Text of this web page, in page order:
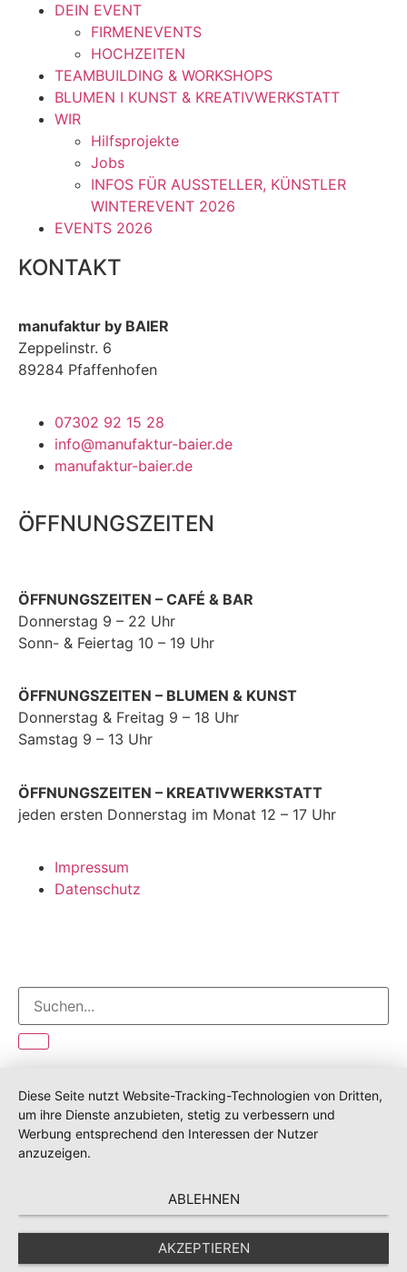
DEIN EVENT
FIRMENEVENTS
HOCHZEITEN
TEAMBUILDING & WORKSHOPS
BLUMEN I KUNST & KREATIVWERKSTATT
WIR
Hilfsprojekte
Jobs
INFOS FÜR AUSSTELLER, KÜNSTLER
WINTEREVENT 2026
EVENTS 2026
KONTAKT
manufaktur by BAIER
Zeppelinstr. 6
89284 Pfaffenhofen
07302 92 15 28
info@manufaktur-baier.de
manufaktur-baier.de
ÖFFNUNGSZEITEN
ÖFFNUNGSZEITEN – CAFÉ & BAR
Donnerstag 9 – 22 Uhr
Sonn- & Feiertag 10 – 19 Uhr
ÖFFNUNGSZEITEN – BLUMEN & KUNST
Donnerstag & Freitag 9 – 18 Uhr
Samstag 9 – 13 Uhr
ÖFFNUNGSZEITEN – KREATIVWERKSTATT
jeden ersten Donnerstag im Monat 12 – 17 Uhr
Impressum
Datenschutz
Diese Seite nutzt Website-Tracking-Technologien von Dritten,
um ihre Dienste anzubieten, stetig zu verbessern und
Werbung entsprechend den Interessen der Nutzer
anzuzeigen.
ABLEHNEN
AKZEPTIEREN